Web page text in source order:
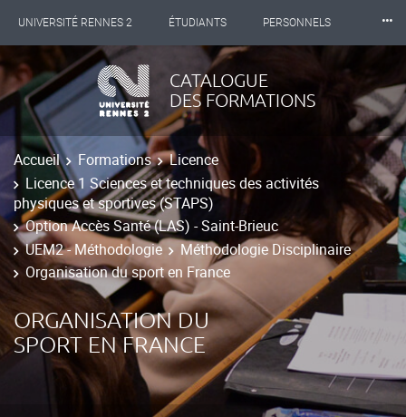
UNIVERSITÉ RENNES 2 ÉTUDIANTS PERSONNELS
INTERNATIONAL PROFESSIONNELS
LES NOUVELLES DE RENNES 2
⸱⸱⸱
CATALOGUE
DES FORMATIONS
Accueil Formations
Licence
Licence 1 Sciences et techniques des activités
physiques et sportives (STAPS)
Option Accès Santé (LAS) - Saint-Brieuc
UEM2 - Méthodologie
Méthodologie Disciplinaire
Organisation du sport en France
ORGANISATION DU
SPORT EN FRANCE